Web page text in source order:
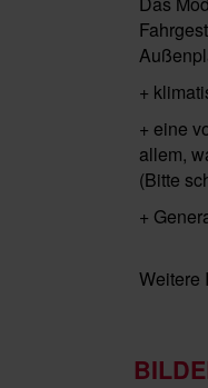
+
+ eine
allem,
(Bitte
+
Weitere